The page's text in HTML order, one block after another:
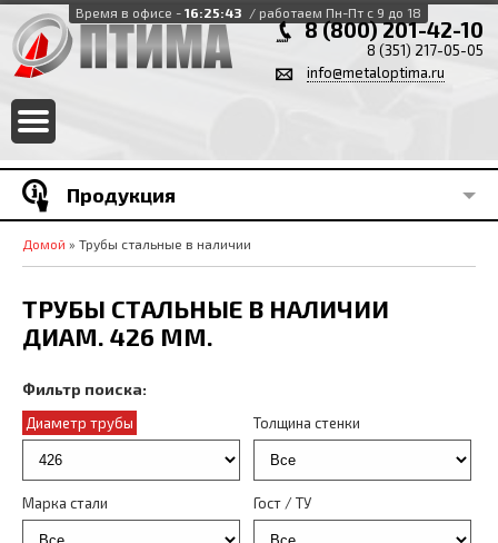
Время в офисе - 16:25:43 / работаем Пн-Пт с 9 до 18
8 (800) 201-42-10
8 (351) 217-05-05
info@metaloptima.ru
Продукция
Домой » Трубы стальные в наличии
ТРУБЫ СТАЛЬНЫЕ В НАЛИЧИИ
ДИАМ. 426 ММ.
Фильтр поиска:
Диаметр трубы Толщина стенки
Марка стали Гост / ТУ